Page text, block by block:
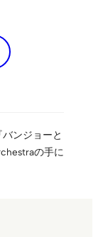
ンジョーと
の手に